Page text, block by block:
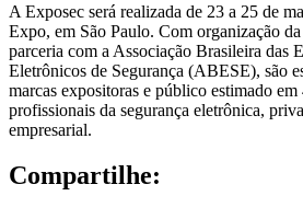
A Exposec será realizada de 23 a 25 de
Expo, em São Paulo. Com organização
parceria com a Associação Brasileira das
Eletrônicos de Segurança (ABESE), são
marcas expositoras e público estimado
profissionais da segurança eletrônica,
empresarial.
Compartilhe: